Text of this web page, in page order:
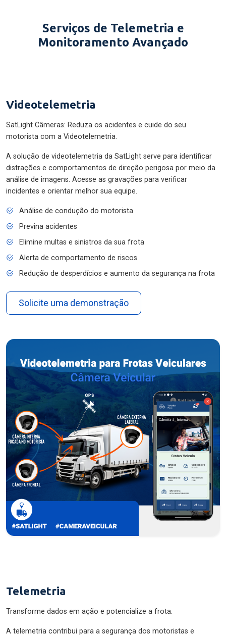
Serviços de Telemetria e
Monitoramento Avançado
Videotelemetria
SatLight Câmeras: Reduza os acidentes e cuide do seu
motorista com a Videotelemetria.
A solução de videotelemetria da SatLight serve para identificar
distrações e comportamentos de direção perigosa por meio da
análise de imagens. Acesse as gravações para verificar
incidentes e orientar melhor sua equipe.
Análise de condução do motorista
Previna acidentes
Elimine multas e sinistros da sua frota
Alerta de comportamento de riscos
Redução de desperdícios e aumento da segurança na frota
Solicite uma demonstração
Telemetria
Transforme dados em ação e potencialize a frota.
A telemetria contribui para a segurança dos motoristas e